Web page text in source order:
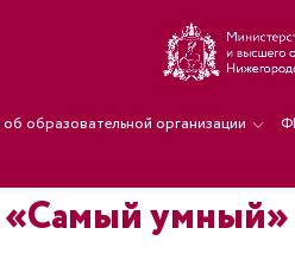
образовательной организации
умный»